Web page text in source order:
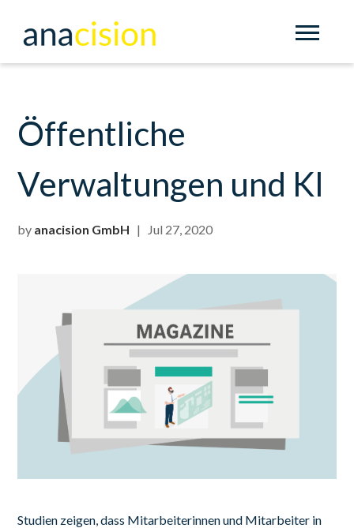
Öffentliche
Verwaltungen und KI
by anacision GmbH | Jul 27, 2020
Studien zeigen, dass Mitarbeiterinnen und Mitarbeiter in